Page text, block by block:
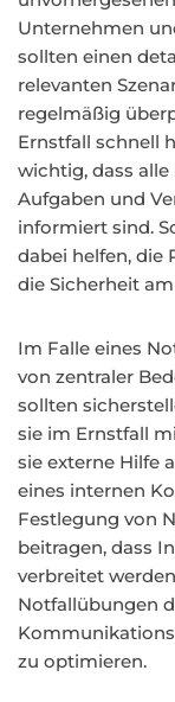
Unternehmen
sollten einen
relevanten
regelmäßig
Ernstfall schnell
wichtig, dass
Aufgaben und
informiert sind.
dabei helfen, die
die Sicherheit
Im Falle eines
von zentraler
sollten
sie im Ernstfall
sie externe Hilfe
eines internen
Festlegung von
beitragen, dass
verbreitet
Notfallübungen
zu optimieren.